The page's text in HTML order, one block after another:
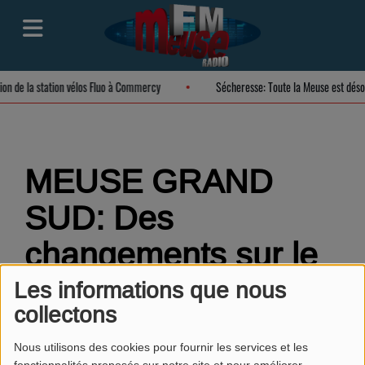
Les informations que nous
collectons
Nous utilisons des cookies pour fournir les services et les
de la station vélos Fluo à Commercy Sécheresse: Toute la Meuse est
MEUSE GRAND
SUD: Des
changements sur le
réseau de bus du
TUB dès le 1er